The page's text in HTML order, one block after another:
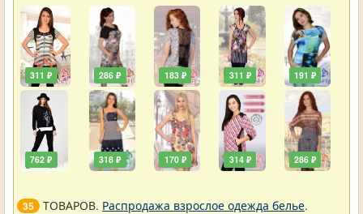
311 ₽
762 ₽
286 ₽
318 ₽
183 ₽
170 ₽
311 ₽
314 ₽
191 ₽
286 ₽
35 ТОВАРОВ. Распродажа взрослое одежда белье.